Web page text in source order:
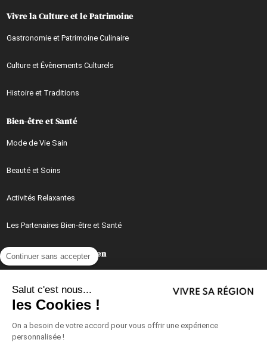
Continuer sans accepter
Salut c'est nous...
les Cookies !
On a besoin de votre accord pour vous offrir une expérience
personnalisée !
Vivre la Culture et le Patrimoine
Gastronomie et Patrimoine Culinaire
Culture et Évènements Culturels
Histoire et Traditions
Bien-être et Santé
Mode de Vie Sain
Beauté et Soins
Activités Relaxantes
Les Partenaires Bien-être et Santé
Mieux Vivre au Quotidien
Recettes et Cuisine du Quotidien
Vie de Famille